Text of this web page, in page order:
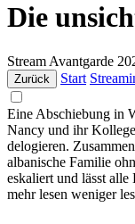
Die
Stream Avantgarde
Zurück Start
Eine Abschiebung in
Nancy und ihr
delogieren.
albanische Familie
eskaliert und lässt
mehr lesen weniger